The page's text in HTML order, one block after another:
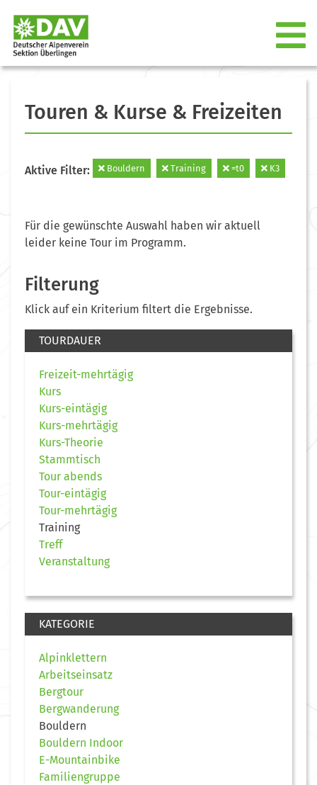
Touren & Kurse & Freizeiten
Aktive Filter: Bouldern Training =t0 K3
Für die gewünschte Auswahl haben wir aktuell
leider keine Tour im Programm.
Filterung
Klick auf ein Kriterium filtert die Ergebnisse.
TOURDAUER
Freizeit-mehrtägig
Kurs
Kurs-eintägig
Kurs-mehrtägig
Kurs-Theorie
Stammtisch
Tour abends
Tour-eintägig
Tour-mehrtägig
Training
Treff
Veranstaltung
KATEGORIE
Alpinklettern
Arbeitseinsatz
Bergtour
Bergwanderung
Bouldern
Bouldern Indoor
E-Mountainbike
Familiengruppe